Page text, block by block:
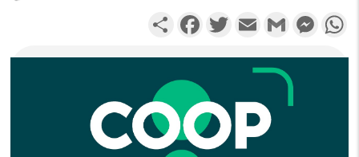
PartagerFacebookTwitterEmail Gmail